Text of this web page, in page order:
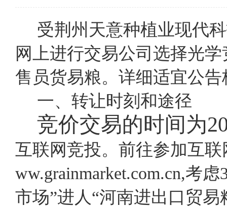
受荆州天意种植业现代
网上进行交易公司选择光
售员货易粮。详细适宜公告
一、转让时刻和途径
竞价交易的时间为
互联网竞投。前往参加互
ww.grainmarket.com.cn,考
市场”进人“河南进出口贸